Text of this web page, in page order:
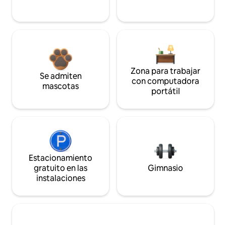
Se admiten
mascotas
Zona para trabajar
con computadora
portátil
Estacionamiento
gratuito en las
instalaciones
Gimnasio